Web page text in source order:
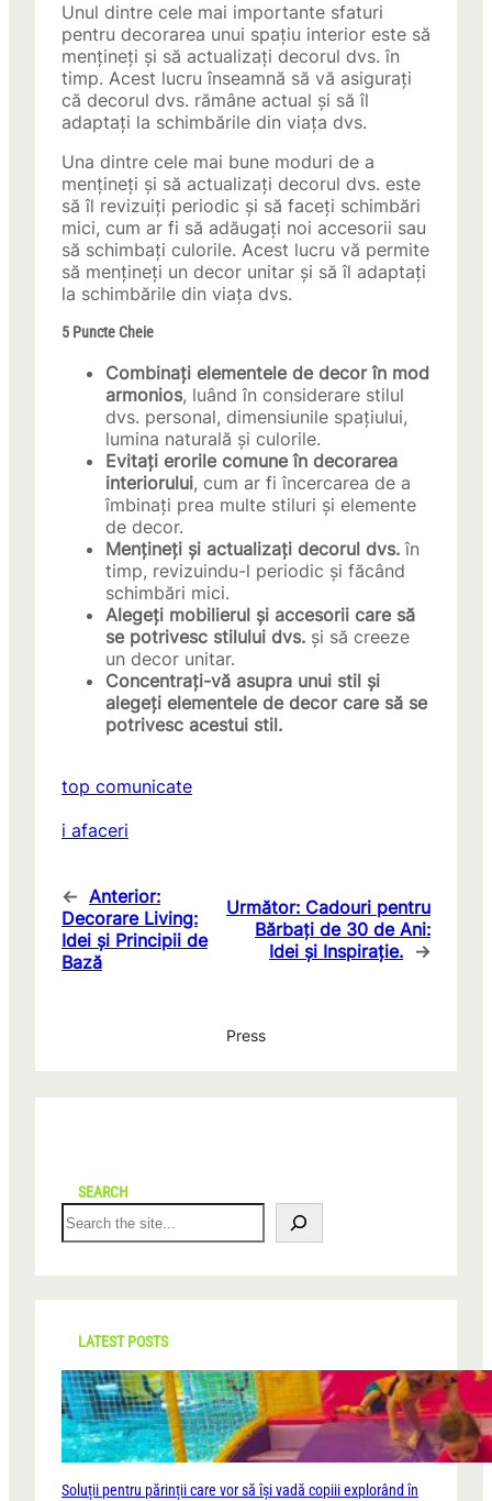
Unul dintre cele mai importante sfaturi
pentru decorarea unui spațiu interior este să
mențineți și să actualizați decorul dvs. în
timp. Acest lucru înseamnă să vă asigurați
că decorul dvs. rămâne actual și să îl
adaptați la schimbările din viața dvs.
Una dintre cele mai bune moduri de a
mențineți și să actualizați decorul dvs. este
să îl revizuiți periodic și să faceți schimbări
mici, cum ar fi să adăugați noi accesorii sau
să schimbați culorile. Acest lucru vă permite
să mențineți un decor unitar și să îl adaptați
la schimbările din viața dvs.
5 Puncte Cheie
Combinați elementele de decor în mod
armonios, luând în considerare stilul
dvs. personal, dimensiunile spațiului,
lumina naturală și culorile.
Evitați erorile comune în decorarea
interiorului, cum ar fi încercarea de a
îmbinați prea multe stiluri și elemente
de decor.
Mențineți și actualizați decorul dvs. în
timp, revizuindu-l periodic și făcând
schimbări mici.
Alegeți mobilierul și accesorii care să
se potrivesc stilului dvs. și să creeze
un decor unitar.
Concentrați-vă asupra unui stil și
alegeți elementele de decor care să se
potrivesc acestui stil.
top comunicate
i afaceri
← Anterior:
Decorare Living:
Idei și Principii de
Bază
Următor: Cadouri pentru
Bărbați de 30 de Ani:
Idei și Inspirație. →
Press
SEARCH
S
e
r
c
LATEST POSTS
Soluții pentru părinții care vor să își vadă copiii explorând în